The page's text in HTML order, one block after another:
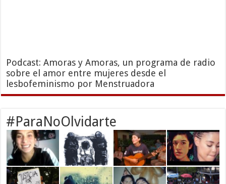
Podcast: Amoras y Amoras, un programa de radio
sobre el amor entre mujeres desde el
lesbofeminismo por Menstruadora
#ParaNoOlvidarte